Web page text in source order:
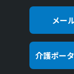
メー
介護ポー